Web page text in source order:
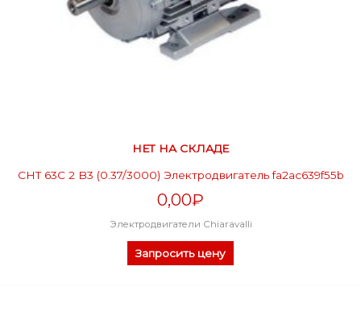
НЕТ НА СКЛАДЕ
CHT 63C 2 B3 (0.37/3000) Электродвигатель fa2ac639f55b
0,00₽
Электродвигатели Chiaravalli
Запросить цену